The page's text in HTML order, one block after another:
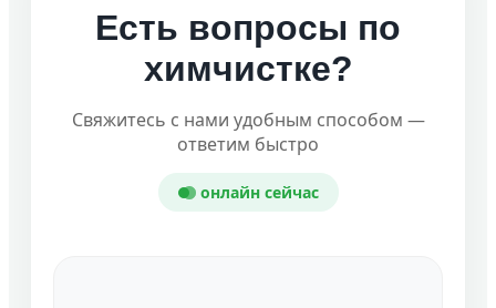
Есть вопросы по
химчистке?
Свяжитесь с нами удобным способом —
ответим быстро
онлайн сейчас